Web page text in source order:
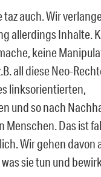
taz auch. Wir
allerdings Inhalte.
keine
all diese Neo-
linksorientierten,
und so nach
Menschen. Das ist
Wir gehen davon
sie tun und